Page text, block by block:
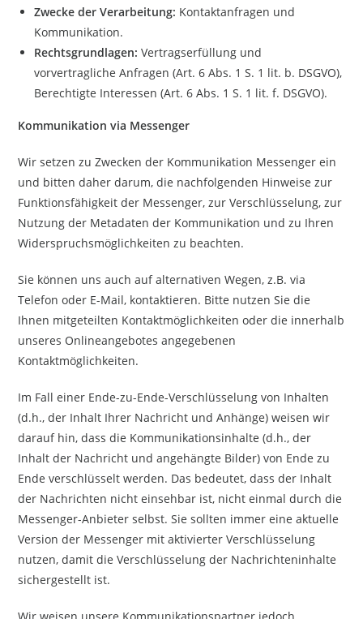
Zwecke der Verarbeitung: Kontaktanfragen und
Kommunikation.
Rechtsgrundlagen: Vertragserfüllung und
vorvertragliche Anfragen (Art. 6 Abs. 1 S. 1 lit. b. DSGVO),
Berechtigte Interessen (Art. 6 Abs. 1 S. 1 lit. f. DSGVO).
Kommunikation via Messenger
Wir setzen zu Zwecken der Kommunikation Messenger ein
und bitten daher darum, die nachfolgenden Hinweise zur
Funktionsfähigkeit der Messenger, zur Verschlüsselung, zur
Nutzung der Metadaten der Kommunikation und zu Ihren
Widerspruchsmöglichkeiten zu beachten.
Sie können uns auch auf alternativen Wegen, z.B. via
Telefon oder E-Mail, kontaktieren. Bitte nutzen Sie die
Ihnen mitgeteilten Kontaktmöglichkeiten oder die innerhalb
unseres Onlineangebotes angegebenen
Kontaktmöglichkeiten.
Im Fall einer Ende-zu-Ende-Verschlüsselung von Inhalten
(d.h., der Inhalt Ihrer Nachricht und Anhänge) weisen wir
darauf hin, dass die Kommunikationsinhalte (d.h., der
Inhalt der Nachricht und angehängte Bilder) von Ende zu
Ende verschlüsselt werden. Das bedeutet, dass der Inhalt
der Nachrichten nicht einsehbar ist, nicht einmal durch die
Messenger-Anbieter selbst. Sie sollten immer eine aktuelle
Version der Messenger mit aktivierter Verschlüsselung
nutzen, damit die Verschlüsselung der Nachrichteninhalte
sichergestellt ist.